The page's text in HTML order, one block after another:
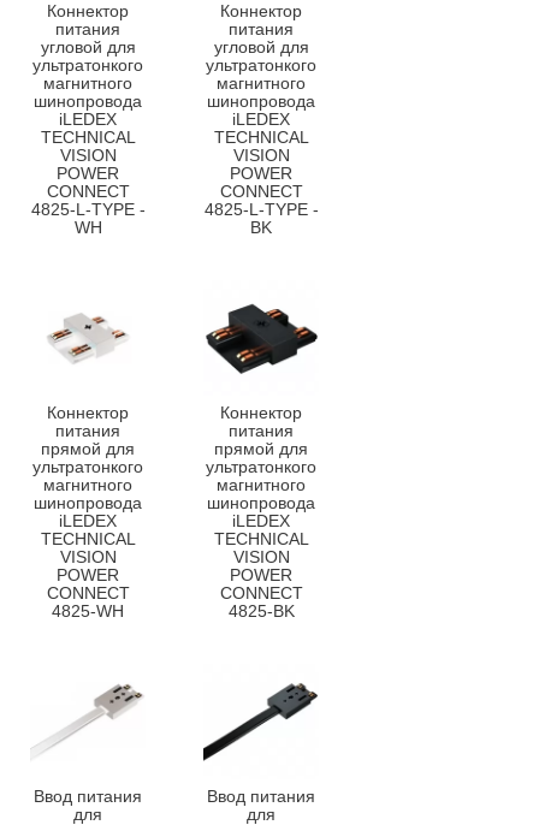
Коннектор
питания
угловой для
ультратонкого
магнитного
шинопровода
iLEDEX
TECHNICAL
VISION
POWER
CONNECT
4825-L-TYPE -
WH
Коннектор
питания
угловой для
ультратонкого
магнитного
шинопровода
iLEDEX
TECHNICAL
VISION
POWER
CONNECT
4825-L-TYPE -
BK
Коннектор
питания
прямой для
ультратонкого
магнитного
шинопровода
iLEDEX
TECHNICAL
VISION
POWER
CONNECT
4825-WH
Коннектор
питания
прямой для
ультратонкого
магнитного
шинопровода
iLEDEX
TECHNICAL
VISION
POWER
CONNECT
4825-BK
Ввод питания
для
Ввод питания
для